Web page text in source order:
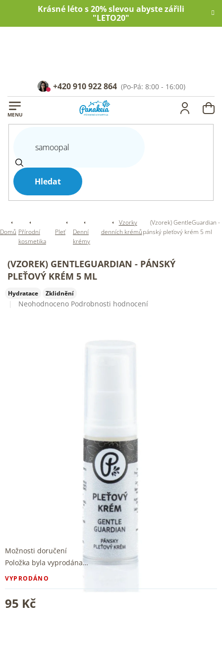
Krásné léto s 20% slevou abyste zářili
"LETO20"
Hledat
+420 910 922 864
Domů Přírodní
kosmetika
Pleť
Denní
krémy
Vzorky
denních krémů
(Vzorek) GentleGuardian -
pánský pleťový krém 5 ml
(VZOREK) GENTLEGUARDIAN - PÁNSKÝ
PLEŤOVÝ KRÉM 5 ML
Hydratace Zklidnění
Průměrné
Neohodnoceno Podrobnosti hodnocení
95 Kč
VYPRODÁNO
Možnosti doručení
Položka byla vyprodána…